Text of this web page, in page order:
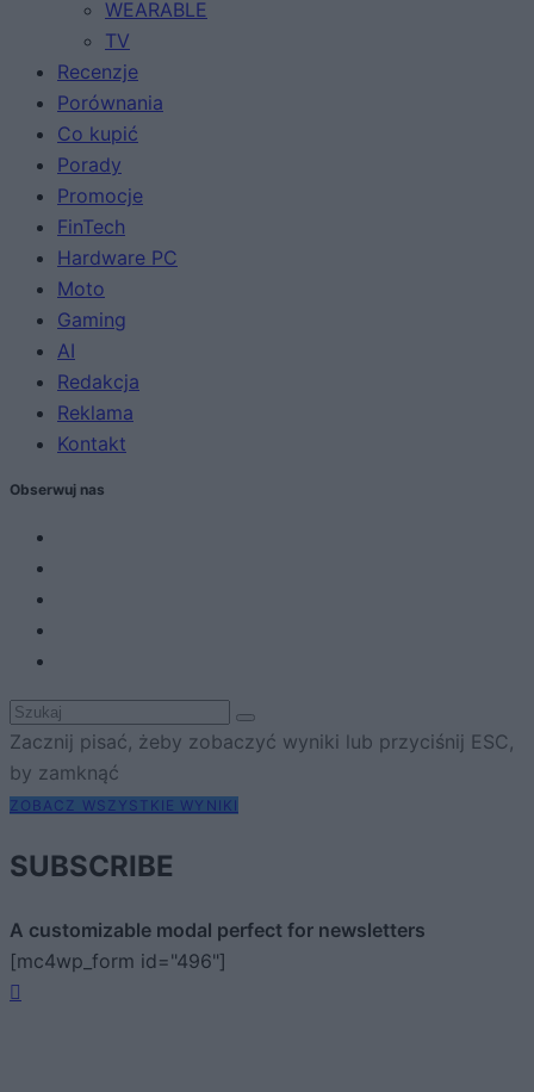
WEARABLE
TV
Recenzje
Porównania
Co kupić
Porady
Promocje
FinTech
Hardware PC
Moto
Gaming
AI
Redakcja
Reklama
Kontakt
Obserwuj nas
Zacznij pisać, żeby zobaczyć wyniki lub przyciśnij ESC,
by zamknąć
ZOBACZ WSZYSTKIE WYNIKI
SUBSCRIBE
A customizable modal perfect for newsletters
[mc4wp_form id="496"]